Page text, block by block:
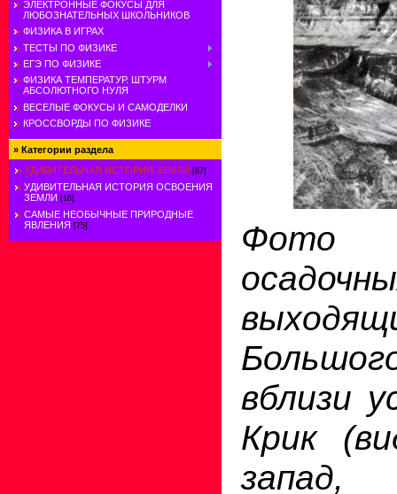
ЭЛЕКТРОННЫЕ ФОКУСЫ ДЛЯ
ЛЮБОЗНАТЕЛЬНЫХ ШКОЛЬНИКОВ
ФИЗИКА В ИГРАХ
ТЕСТЫ ПО ФИЗИКЕ
ЕГЭ ПО ФИЗИКЕ
ФИЗИКА ТЕМПЕРАТУР. ШТУРМ
АБСОЛЮТНОГО НУЛЯ
ВЕСЕЛЫЕ ФОКУСЫ И САМОДЕЛКИ
КРОССВОРДЫ ПО ФИЗИКЕ
» Категории раздела
УДИВИТЕЛЬНАЯ ИСТОРИЯ ЗЕМЛИ [87]
УДИВИТЕЛЬНАЯ ИСТОРИЯ ОСВОЕНИЯ
ЗЕМЛИ [16]
САМЫЕ НЕОБЫЧНЫЕ ПРИРОДНЫЕ
ЯВЛЕНИЯ [75]
вблизи
Крик